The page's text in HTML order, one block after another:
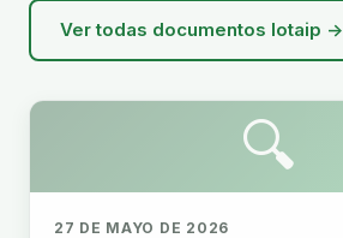
Ver todas documentos lotaip →
🔍
27 DE MAYO DE 2026